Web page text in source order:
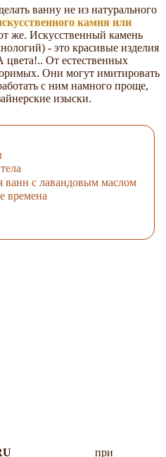
ванну не из натурального
камня или
же. Искусственный камень
- это красивые изделия
От естественных
Они могут имитировать
с ним намного проще,
изыски.
ванн с лавандовым маслом
времена
при